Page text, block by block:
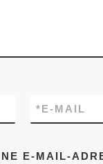
E-MAIL
*
E-MAIL-